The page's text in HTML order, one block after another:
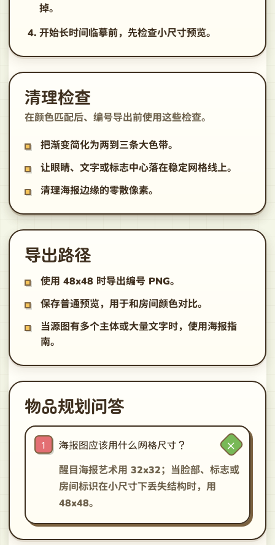
掉。
开始长时间临摹前，先检查小尺寸预览。
清理检查
在颜色匹配后、编号导出前使用这些检查。
把渐变简化为两到三条大色带。
让眼睛、文字或标志中心落在稳定网格线上。
清理海报边缘的零散像素。
导出路径
使用 48x48 时导出编号 PNG。
保存普通预览，用于和房间颜色对比。
当源图有多个主体或大量文字时，使用海报指
南。
物品规划问答
海报图应该用什么网格尺寸？
醒目海报艺术用 32x32；当脸部、标志或
房间标识在小尺寸下丢失结构时，用
48x48。